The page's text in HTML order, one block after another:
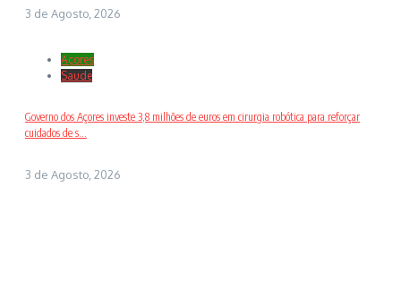
3 de Agosto, 2026
Açores
Saude
Governo dos Açores investe 3,8 milhões de euros em cirurgia robótica para reforçar
cuidados de s...
3 de Agosto, 2026